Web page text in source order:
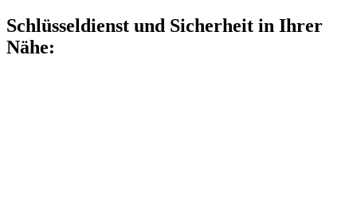
Schlüsseldienst und Sicherheit in Ihrer
Nähe: